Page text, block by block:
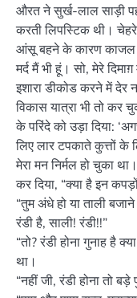
औरत ने सुर्ख-लाल साड़ी
करती लिपस्टिक थी।
आंसू बहने के कारण काजल
मर्द मैं भी हूं। सो, मेरे
इशारा डीकोड करने में देर
विकास यात्रा भी तो कर
के परिंदे को उड़ा दिया:
लिए लार टपकाते कुत्तों के
मेरा मन निर्मल हो चुका
कर दिया, “क्या है इन
“तुम अंधे हो या ताली
रंडी है, साली! रंडी!!”
“तो? रंडी होना गुनाह है
था।
“नहीं जी, रंडी होना तो